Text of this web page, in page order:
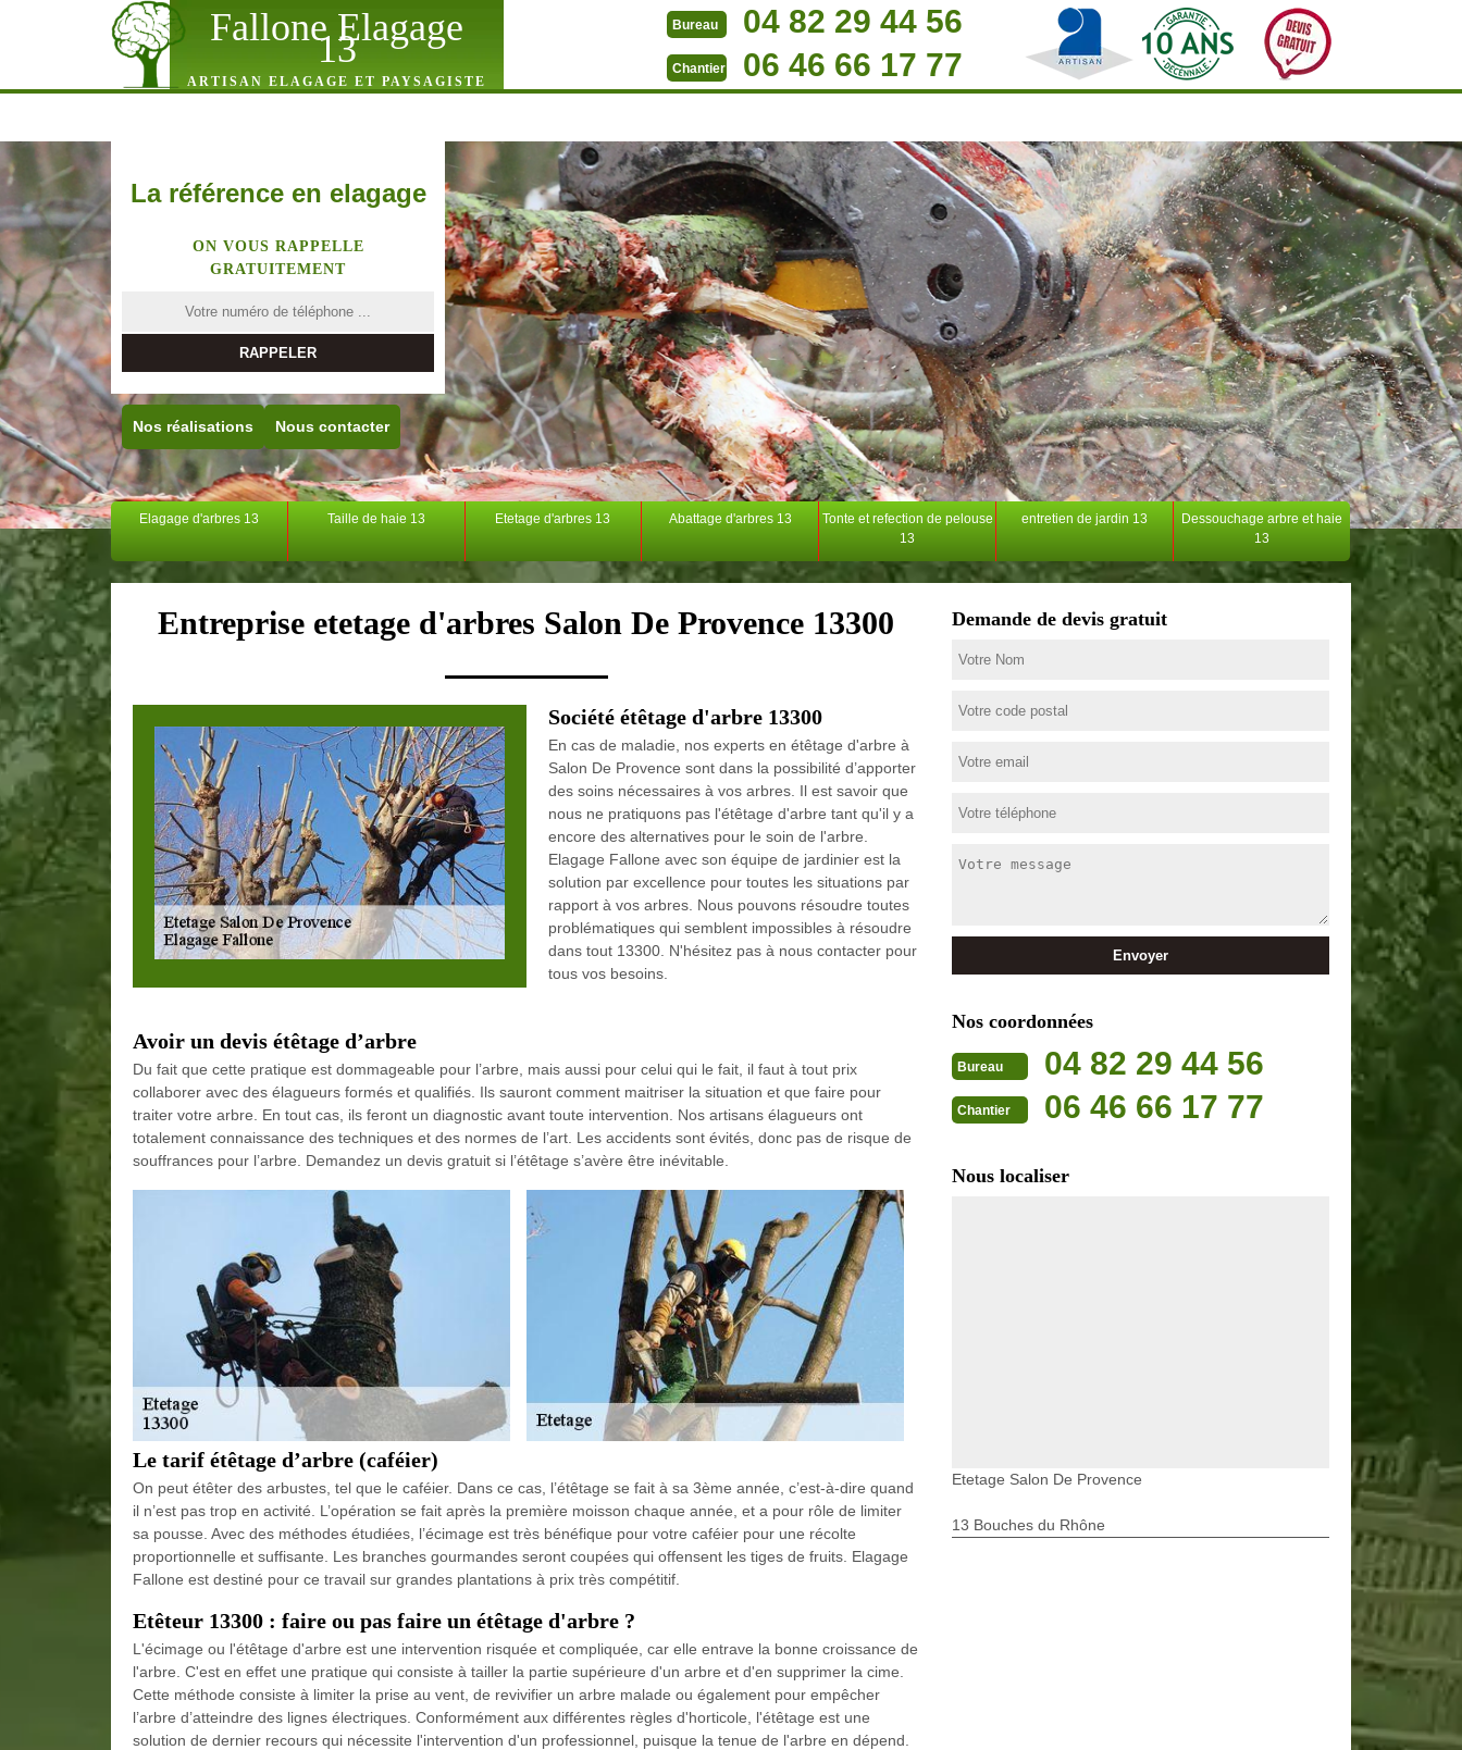
Fallone Elagage
13
ARTISAN ELAGAGE ET PAYSAGISTE
Bureau 04 82 29 44 56
Chantier 06 46 66 17 77
La référence en elagage
ON VOUS RAPPELLE
GRATUITEMENT
Nos réalisations Nous contacter
Elagage d'arbres 13 Taille de haie 13 Etetage d'arbres 13 Abattage d'arbres 13
Tonte et refection de pelouse
13
entretien de jardin 13
Dessouchage arbre et haie
13
Entreprise etetage d'arbres Salon De Provence 13300
Société étêtage d'arbre 13300
En cas de maladie, nos experts en étêtage d'arbre à
Salon De Provence sont dans la possibilité d’apporter
des soins nécessaires à vos arbres. Il est savoir que
nous ne pratiquons pas l'étêtage d'arbre tant qu'il y a
encore des alternatives pour le soin de l'arbre.
Elagage Fallone avec son équipe de jardinier est la
solution par excellence pour toutes les situations par
rapport à vos arbres. Nous pouvons résoudre toutes
problématiques qui semblent impossibles à résoudre
dans tout 13300. N'hésitez pas à nous contacter pour
tous vos besoins.
Avoir un devis étêtage d’arbre
Du fait que cette pratique est dommageable pour l’arbre, mais aussi pour celui qui le fait, il faut à tout prix
collaborer avec des élagueurs formés et qualifiés. Ils sauront comment maitriser la situation et que faire pour
traiter votre arbre. En tout cas, ils feront un diagnostic avant toute intervention. Nos artisans élagueurs ont
totalement connaissance des techniques et des normes de l’art. Les accidents sont évités, donc pas de risque de
souffrances pour l’arbre. Demandez un devis gratuit si l’étêtage s’avère être inévitable.
Le tarif étêtage d’arbre (caféier)
On peut étêter des arbustes, tel que le caféier. Dans ce cas, l’étêtage se fait à sa 3ème année, c’est-à-dire quand
il n’est pas trop en activité. L’opération se fait après la première moisson chaque année, et a pour rôle de limiter
sa pousse. Avec des méthodes étudiées, l’écimage est très bénéfique pour votre caféier pour une récolte
proportionnelle et suffisante. Les branches gourmandes seront coupées qui offensent les tiges de fruits. Elagage
Fallone est destiné pour ce travail sur grandes plantations à prix très compétitif.
Etêteur 13300 : faire ou pas faire un étêtage d'arbre ?
L'écimage ou l'étêtage d'arbre est une intervention risquée et compliquée, car elle entrave la bonne croissance de
l'arbre. C'est en effet une pratique qui consiste à tailler la partie supérieure d'un arbre et d'en supprimer la cime.
Cette méthode consiste à limiter la prise au vent, de revivifier un arbre malade ou également pour empêcher
l’arbre d’atteindre des lignes électriques. Conformément aux différentes règles d'horticole, l'étêtage est une
solution de dernier recours qui nécessite l'intervention d'un professionnel, puisque la tenue de l'arbre en dépend.
Demande de devis gratuit
Nos coordonnées
Bureau 04 82 29 44 56
Chantier 06 46 66 17 77
Nous localiser
Etetage Salon De Provence
13 Bouches du Rhône